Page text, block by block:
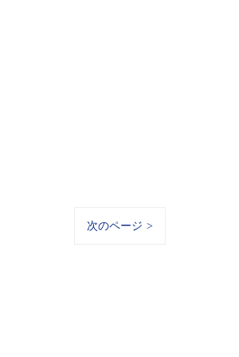
次のページ >